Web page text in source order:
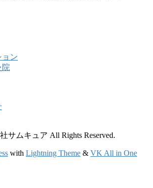
ョン
院
サムキュア All Rights Reserved.
with Lightning Theme & VK All in One